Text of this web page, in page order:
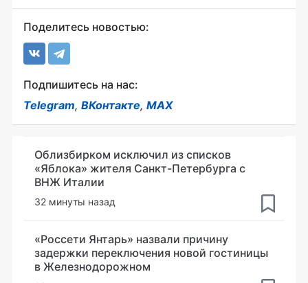
Поделитесь новостью:
Подпишитесь на нас:
Telegram, ВКонтакте, MAX
Облизбирком исключил из списков
«Яблока» жителя Санкт-Петербурга с
ВНЖ Италии
32 минуты назад
«Россети Янтарь» назвали причину
задержки переключения новой гостиницы
в Железнодорожном